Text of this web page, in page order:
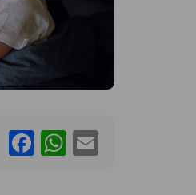
Facebook
WhatsApp